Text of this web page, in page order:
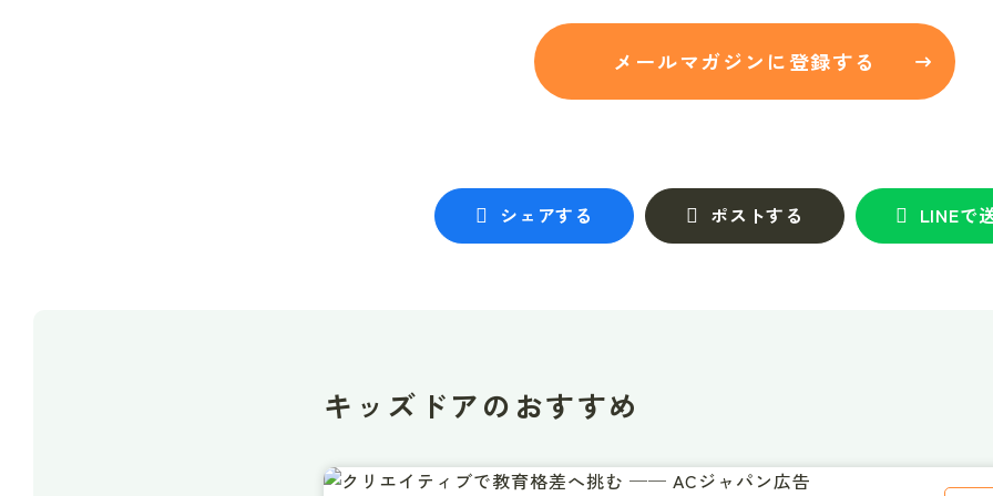
メールマガジンに登録する
シェアする ポストする LINEで
キッズドアのおすすめ